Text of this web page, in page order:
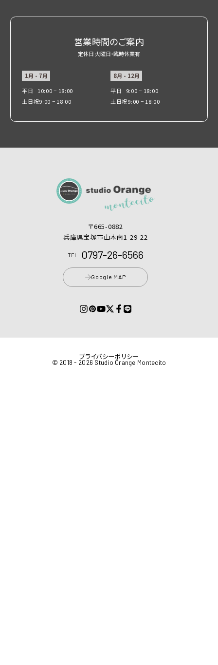
営業時間のご案内
定休日 火曜日・臨時休業有
1月 - 7月
平日
10:00 − 18:00
土日祝9:00 − 18:00
8月 - 12月
平日
9:00 − 18:00
土日祝9:00 − 18:00
〒665-0882
兵庫県宝塚市山本南1-29-22
TEL 0797-26-6566
Google MAP
© 2018 - 2026 Studio Orange Montecito
プライバシーポリシー